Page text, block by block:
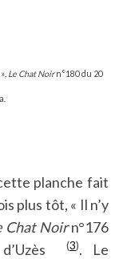
, Le Chat Noirn°180 du 20
planche fait
plus tôt, « Il n’y
Chat Noirn°176
d’Uzès(3). Le